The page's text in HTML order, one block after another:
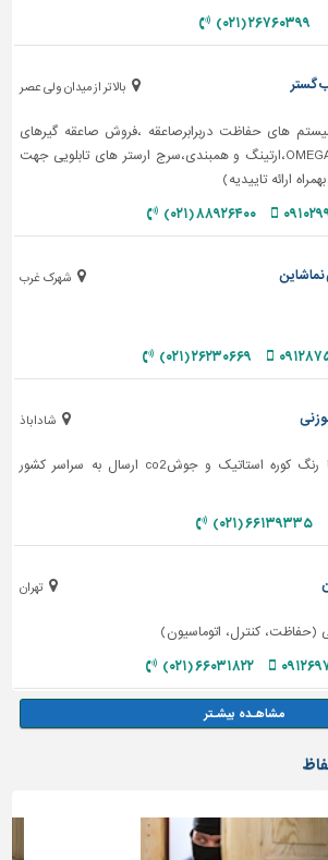
۲۶۷۶۰۳۹۹ (۰۲۱)
بالاتر از میدان ولی عصر
گستر
های حفاظت دربرابرصاعقه ،فروش صاعقه گیرهای
الکترونیک خازنی فرانسویOMEGA،ارتینگ و همبندی،سرج ارستر های تابلویی جهت
ارائه تاییدیه)
۸۸۹۲۶۴۰۰ (۰۲۱)
شهرک غرب نماشاین
۲۶۲۳۰۶۶۹ (۰۲۱)
شاداباذ
شاخ گوزنی با رنگ کوره استاتیک و جوشco2 ارسال به سراسر کشور
۶۶۱۳۹۳۳۵ (۰۲۱)
تهران
کنترل، اتوماسیون)
۶۶۰۳۱۸۲۲ (۰۲۱)